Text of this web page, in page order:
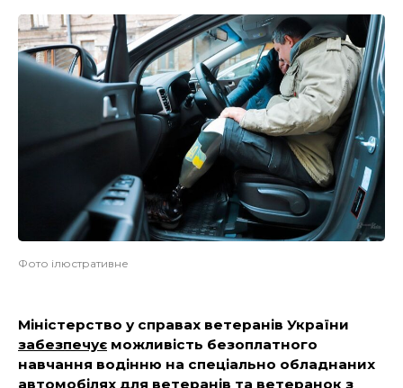
Фото ілюстративне
Міністерство у справах ветеранів України
забезпечує можливість безоплатного
навчання водінню на спеціально обладнаних
автомобілях для ветеранів та ветеранок з